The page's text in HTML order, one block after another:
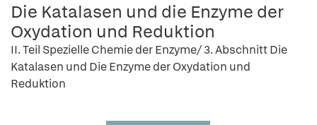
Die Katalasen und die Enzyme der
Oxydation und Reduktion
II. Teil Spezielle Chemie der Enzyme/ 3. Abschnitt Die
Katalasen und Die Enzyme der Oxydation und
Reduktion